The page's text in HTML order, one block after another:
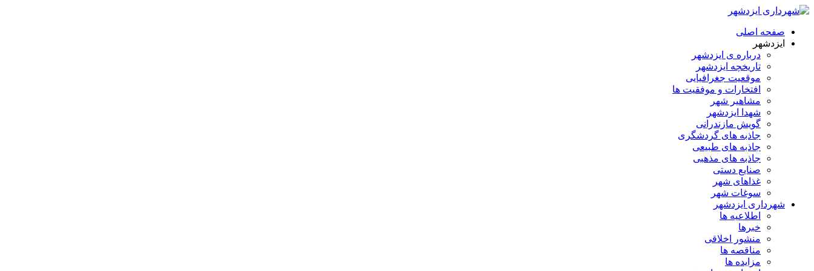
صفحه اصلی
ایزدشهر
درباره ی ایزدشهر
تاریخچه ایزدشهر
موقعیت جغرافیایی
افتخارات و موفقیت ها
مشاهیر شهر
شهدا ایزدشهر
گویش مازندرانی
جاذبه های گردشگری
جاذبه های طبیعی
جاذبه های مذهبی
صنایع دستی
غذاهای شهر
سوغات شهر
شهرداری ایزدشهر
اطلاعیه ها
خبرها
منشور اخلاقی
مناقصه ها
مزایده ها